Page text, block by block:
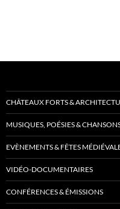
CHÂTEAUX FORTS &
MUSIQUES, POÉSIES &
EVÈNEMENTS & FÊTES
VIDÉO-DOCUMENTAIRES
CONFÉRENCES & ÉMISSIONS